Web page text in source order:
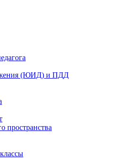
(ЮИД) и ПДД
пространства